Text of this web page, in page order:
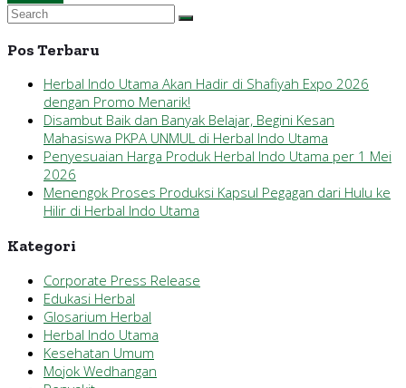
Pos Terbaru
Herbal Indo Utama Akan Hadir di Shafiyah Expo 2026
dengan Promo Menarik!
Disambut Baik dan Banyak Belajar, Begini Kesan
Mahasiswa PKPA UNMUL di Herbal Indo Utama
Penyesuaian Harga Produk Herbal Indo Utama per 1 Mei
2026
Menengok Proses Produksi Kapsul Pegagan dari Hulu ke
Hilir di Herbal Indo Utama
Kategori
Corporate Press Release
Edukasi Herbal
Glosarium Herbal
Herbal Indo Utama
Kesehatan Umum
Mojok Wedhangan